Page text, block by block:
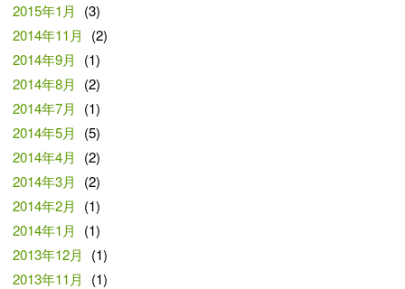
2015年1月
(3)
2014年11月
(2)
2014年9月
(1)
2014年8月
(2)
2014年7月
(1)
2014年5月
(5)
2014年4月
(2)
2014年3月
(2)
2014年2月
(1)
2014年1月
(1)
2013年12月
(1)
2013年11月
(1)